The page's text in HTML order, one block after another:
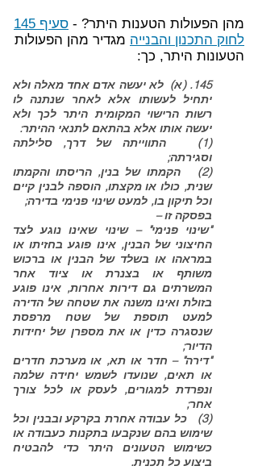
מהן הפעולות הטענות היתר? -
סעיף 145
לחוק התכנון והבנייה מגדיר מהן הפעולות
הטעונות היתר, כך:
145. (א) לא יעשה אדם אחד מאלה ולא
יתחיל לעשותו אלא לאחר שנתנה לו
רשות הרישוי המקומית היתר לכך ולא
יעשה אותו אלא בהתאם לתנאי ההיתר:
(1) התווייתה של דרך, סלילתה
וסגירתה;
(2) הקמתו של בנין, הריסתו והקמתו
שנית, כולו או מקצתו, הוספה לבנין קיים
וכל תיקון בו, למעט שינוי פנימי בדירה;
בפסקה זו –
"שינוי פנימי" – שינוי שאינו נוגע לצד
החיצוני של הבנין, אינו פוגע בחזיתו או
במראהו או בשלד של הבנין או ברכוש
משותף או בצנרת או ציוד אחר
המשרתים גם דירות אחרות, אינו פוגע
בזולת ואינו משנה את שטחה של הדירה
למעט תוספת של שטח מרפסת
שנסגרה כדין או את מספרן של יחידות
הדיור;
"דירה" – חדר או תא, או מערכת חדרים
או תאים, שנועדו לשמש יחידה שלמה
ונפרדת למגורים, לעסק או לכל צורך
אחר;
(3) כל עבודה אחרת בקרקע ובבנין וכל
שימוש בהם שנקבעו בתקנות כעבודה או
כשימוש הטעונים היתר כדי להבטיח
ביצוע כל תכנית.